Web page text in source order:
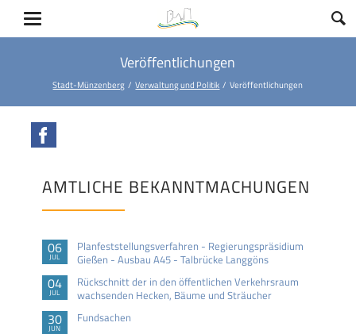
Veröffentlichungen
Stadt-Münzenberg Verwaltung und Politik Veröffentlichungen
AMTLICHE BEKANNTMACHUNGEN
06
JUL
Planfeststellungsverfahren - Regierungspräsidium
Gießen - Ausbau A45 - Talbrücke Langgöns
04
JUL
Rückschnitt der in den öffentlichen Verkehrsraum
wachsenden Hecken, Bäume und Sträucher
30
JUN
Fundsachen